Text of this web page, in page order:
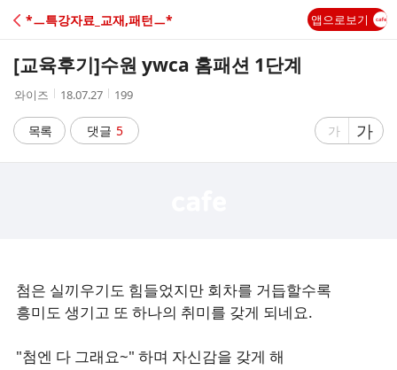
C
A
*ㅡ특강자료_교재,패턴ㅡ* 앱으로보기
[교육후기]수원 ywca 홈패션 1단계
작
자
와이즈
작
시
간
18.07.27
조
수
199
목록 댓글 5
글
가
글
자
가
첨은 실끼우기도 힘들었지만 회차를 거듭할수록
흥미도 생기고 또 하나의 취미를 갖게 되네요.
"첨엔 다 그래요~" 하며 자신감을 갖게 해